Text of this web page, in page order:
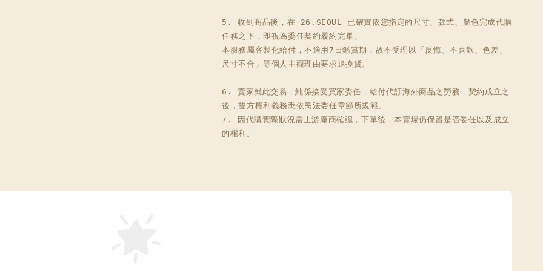
5. 收到商品後，在 26.SEOUL 已確實依您指定的尺寸、款式、顏色完成代購
任務之下，即視為委任契約履約完畢。
本服務屬客製化給付，不適用7日鑑賞期，故不受理以「反悔、不喜歡、色差、
尺寸不合」等個人主觀理由要求退換貨。
6. 賣家就此交易，純係接受買家委任，給付代訂海外商品之勞務，契約成立之
後，雙方權利義務悉依民法委任章節所規範。
7. 因代購實際狀況需上游廠商確認，下單後，本賣場仍保留是否委任以及成立
的權利。